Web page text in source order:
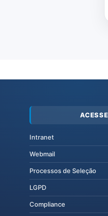
ACESSE
Intranet
Webmail
Processos de Seleção
LGPD
Compliance